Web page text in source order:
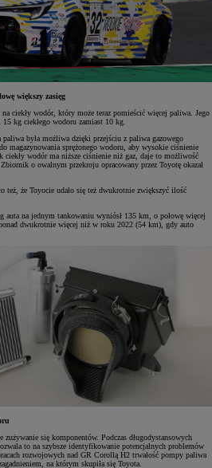
większy zasięg
ciekły wodór, który może teraz pomieścić więcej paliwa. Jego
kg ciekłego wodoru zamiast 10 kg.
paliwa była możliwa dzięki przejściu z paliwa gazowego
magazynowania sprężonego wodoru, aby wysokie ciśnienie
ciekły wodór ma niższe ciśnienie niż gaz, daje to możliwość
o owalnym przekroju opracowany przez Toyotę okazał
też, że Toyocie udało się też dwukrotnie zwiększyć ilość
na jednym tankowaniu wyniósł 135 km, o połowę więcej
dwukrotnie więcej niż w roku 2022 (54 km), gdy auto
się komponentów. Podczas długodystansowych
to na szybsze identyfikowanie potencjalnych problemów
rozwojowych nad GR Corollą H2 trwałość pompy paliwa
na którym skupiła się Toyota.